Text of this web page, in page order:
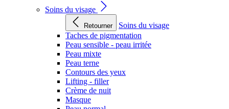
Soins du visage
Retourner
Soins du visage
Taches de pigmentation
Peau sensible - peau irritée
Peau mixte
Peau terne
Contours des yeux
Lifting - filler
Crème de nuit
Masque